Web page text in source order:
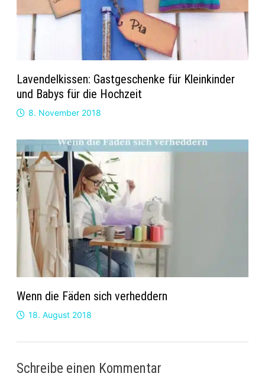
Lavendelkissen: Gastgeschenke für Kleinkinder
und Babys für die Hochzeit
8. November 2018
Wenn die Fäden sich verheddern
18. August 2018
Schreibe einen Kommentar